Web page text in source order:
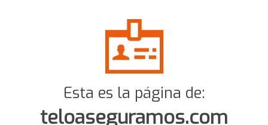
Esta es la página de:
teloaseguramos.com